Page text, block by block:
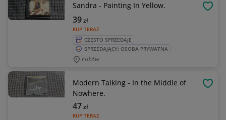
Sandra - Painting In Yellow.
KUP TERAZ
39zł
CZĘSTO SPRZEDAJE
SPRZEDAJĄCY: OSOBA PRYWATNA
Łuków
Modern Talking - In the Middle of
Nowhere.
KUP TERAZ
47zł